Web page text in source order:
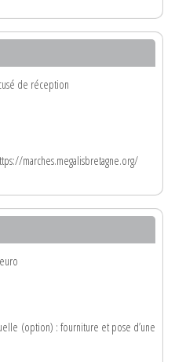
de réception
marches.megalisbretagne.org/
(option) : fourniture et pose d’une